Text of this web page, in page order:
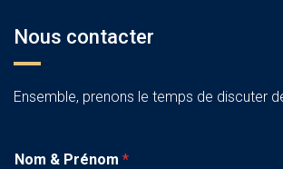
Nous contacter
Ensemble, prenons le temps de discuter
Nom & Prénom *